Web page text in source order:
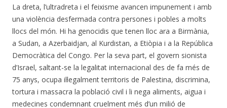
La dreta, l’ultradreta i el feixisme avancen impunement i amb
una violència desfermada contra persones i pobles a molts
llocs del món. Hi ha genocidis que tenen lloc ara a Birmània,
a Sudan, a Azerbaidjan, al Kurdistan, a Etiòpia i a la República
Democràtica del Congo. Per la seva part, el govern sionista
d’Israel, saltant-se la legalitat internacional des de fa més de
75 anys, ocupa il·legalment territoris de Palestina, discrimina,
tortura i massacra la població civil i li nega aliments, aigua i
medecines condemnant cruelment més d’un milió de